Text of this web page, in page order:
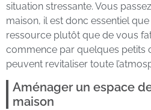
situation stressante. Vous
maison, il est donc essentiel
ressource plutôt que de vous
commence par quelques petits
peuvent revitaliser toute
Aménager un espace
maison